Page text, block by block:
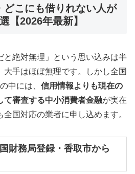
どこにも借りれない人が
【2026年最新】
と絶対無理」という思い込みは半
手はほぼ無理です。しかし全国
中には、 信用情報よりも現在の
て審査する中小消費者金融が実在
国対応の業者に申し込めます。
財務局登録・香取市から